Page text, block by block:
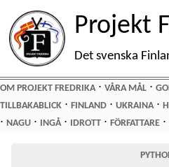
Projekt
Det svenska
OM PROJEKT FREDRIKA⋅ VÅRA MÅL ⋅
TILLBAKABLICK ⋅ FINLAND ⋅ UKRAINA⋅
⋅ NAGU ⋅ INGÅ⋅ IDROTT ⋅ FÖRFATTARE ⋅